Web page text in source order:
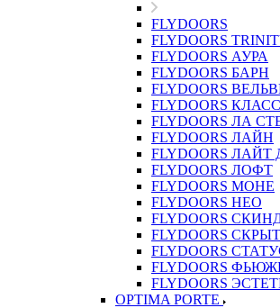
FLYDOORS
FLYDOORS
FLYDOORS АУРА
FLYDOORS БАРН
FLYDOORS
FLYDOORS
FLYDOORS ЛА
FLYDOORS ЛАЙН
FLYDOORS ЛАЙТ
FLYDOORS ЛОФТ
FLYDOORS МОНЕ
FLYDOORS НЕО
FLYDOORS
FLYDOORS
FLYDOORS
FLYDOORS
FLYDOORS
OPTIMA PORTE